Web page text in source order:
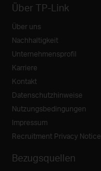
Über TP-Link
Über uns
Nachhaltigkeit
Unternehmensprofil
Karriere
Kontakt
Datenschutzhinweise
Nutzungsbedingungen
Impressum
Recruitment Privacy Notice
Bezugsquellen